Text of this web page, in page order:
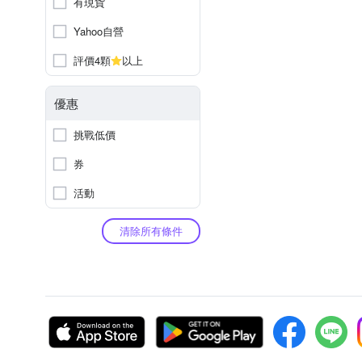
Yahoo自營
評價4顆
以上
優惠
挑戰低價
券
活動
清除所有條件